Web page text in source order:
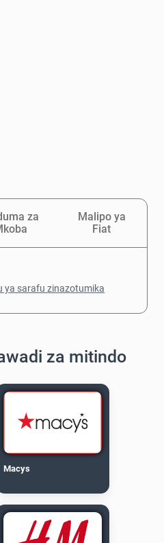
za
Malipo ya
Fiat
ya sarafu zinazotumika
za mitindo
Macys